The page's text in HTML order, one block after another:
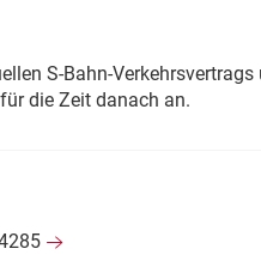
S-Bahn-
die Zeit danach an.